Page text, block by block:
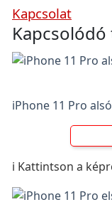
Kapcsolat
iPhone 11 Pro
ℹ️ Kattintson a